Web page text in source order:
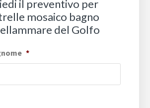
il preventivo per
mosaico bagno
del Golfo
*